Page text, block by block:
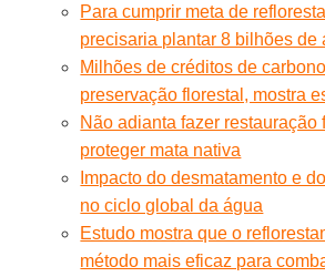
Para cumprir meta de
precisaria plantar 8 bilhões de
Milhões de créditos de
preservação florestal, mostra
Não adianta fazer restauração
proteger mata nativa
Impacto do desmatamento e
no ciclo global da água
Estudo mostra que o
método mais eficaz para